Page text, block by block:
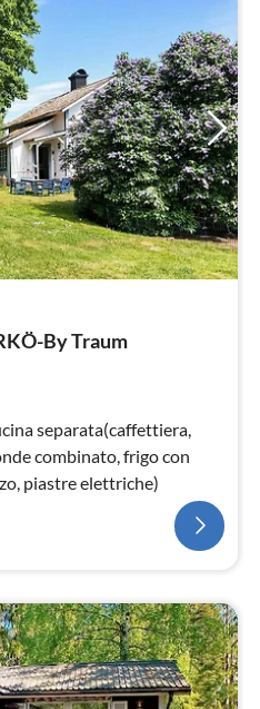
By Traum
separata(caffettiera,
combinato, frigo con
piastre elettriche)